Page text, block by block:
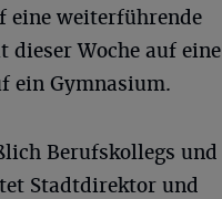
eine weiterführende
dieser Woche auf eine
ein Gymnasium.
Berufskollegs und
Stadtdirektor und